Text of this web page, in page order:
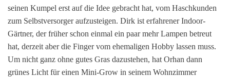
seinen Kumpel erst auf die Idee gebracht hat, vom Haschkunden
zum Selbstversorger aufzusteigen. Dirk ist erfahrener Indoor-
Gärtner, der früher schon einmal ein paar mehr Lampen betreut
hat, derzeit aber die Finger vom ehemaligen Hobby lassen muss.
Um nicht ganz ohne gutes Gras dazustehen, hat Orhan dann
grünes Licht für einen Mini-Grow in seinem Wohnzimmer